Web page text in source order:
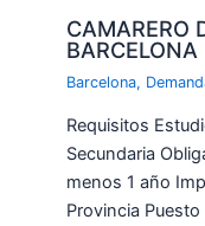
CAMARERO
BARCELONA
Barcelona,
Requisitos
Secundaria
menos 1 año
Provincia